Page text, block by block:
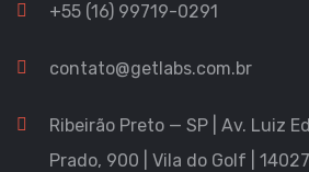
+55 (16) 99719-0291
contato@getlabs.com.br
Ribeirão Preto — SP | Av. Luiz
Prado, 900 | Vila do Golf |